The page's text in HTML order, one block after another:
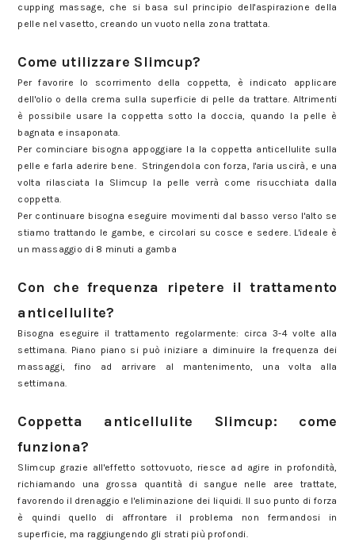
cupping massage, che si basa sul principio dell'aspirazione della
pelle nel vasetto, creando un vuoto nella zona trattata.
Come utilizzare Slimcup?
Per favorire lo scorrimento della coppetta, è indicato applicare
dell'olio o della crema sulla superficie di pelle da trattare. Altrimenti
è possibile usare la coppetta sotto la doccia, quando la pelle è
bagnata e insaponata.
Per cominciare bisogna appoggiare la la coppetta anticellulite sulla
pelle e farla aderire bene. Stringendola con forza, l'aria uscirà, e una
volta rilasciata la Slimcup la pelle verrà come risucchiata dalla
coppetta.
Per continuare bisogna eseguire movimenti dal basso verso l'alto se
stiamo trattando le gambe, e circolari su cosce e sedere. L'ideale è
un massaggio di 8 minuti a gamba
Con che frequenza ripetere il trattamento
anticellulite?
Bisogna eseguire il trattamento regolarmente: circa 3-4 volte alla
settimana. Piano piano si può iniziare a diminuire la frequenza dei
massaggi, fino ad arrivare al mantenimento, una volta alla
settimana.
Coppetta anticellulite Slimcup: come
funziona?
Slimcup grazie all'effetto sottovuoto, riesce ad agire in profondità,
richiamando una grossa quantità di sangue nelle aree trattate,
favorendo il drenaggio e l'eliminazione dei liquidi. Il suo punto di forza
è quindi quello di affrontare il problema non fermandosi in
superficie, ma raggiungendo gli strati più profondi.